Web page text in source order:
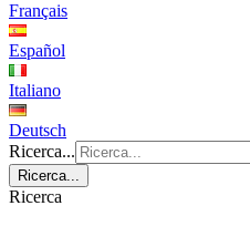
Français
Español
Italiano
Deutsch
Ricerca...
Ricerca...
Ricerca